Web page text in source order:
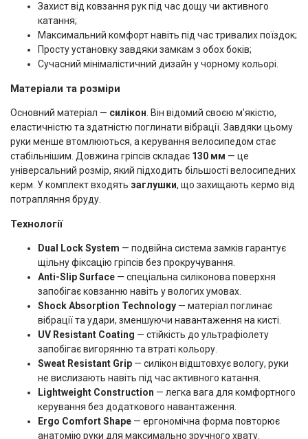
Захист від ковзання рук під час дощу чи активного
катання;
Максимальний комфорт навіть під час тривалих поїздок;
Просту установку завдяки замкам з обох боків;
Сучасний мінімалістичний дизайн у чорному кольорі.
Матеріали та розміри
Основний матеріал — силікон . Він відомий своєю м’якістю,
еластичністю та здатністю поглинати вібрації. Завдяки цьому
руки менше втомлюються, а керування велосипедом стає
стабільнішим. Довжина гріпсів складає 130 мм — це
універсальний розмір, який підходить більшості велосипедних
керм. У комплект входять заглушки, що захищають кермо від
потрапляння бруду.
Технології
Dual Lock System — подвійна система замків гарантує
щільну фіксацію гріпсів без прокручування.
Anti-Slip Surface — спеціальна силіконова поверхня
запобігає ковзанню навіть у вологих умовах.
Shock Absorption Technology — матеріал поглинає
вібрації та удари, зменшуючи навантаження на кисті.
UV Resistant Coating — стійкість до ультрафіолету
запобігає вигорянню та втраті кольору.
Sweat Resistant Grip — силікон відштовхує вологу, руки
не вислизають навіть під час активного катання.
Lightweight Construction — легка вага для комфортного
керування без додаткового навантаження.
Ergo Comfort Shape — ергономічна форма повторює
анатомію руки для максимально зручного хвату.